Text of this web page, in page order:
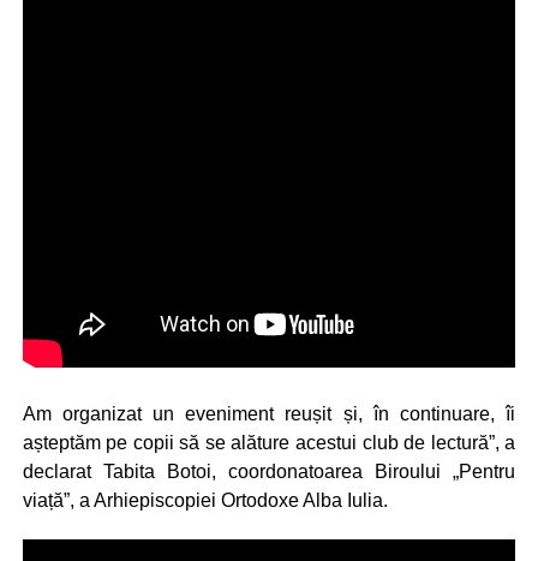
Am organizat un eveniment reușit și, în continuare, îi
așteptăm pe copii să se alăture acestui club de lectură”, a
declarat Tabita Botoi, coordonatoarea Biroului „Pentru
viață”, a Arhiepiscopiei Ortodoxe Alba Iulia.